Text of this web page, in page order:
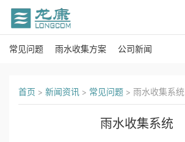
首
关
常见问题 雨水收集方案 公司新闻
首页 > 新闻资讯 > 常见问题 > 雨水收集系统
雨水收集系统